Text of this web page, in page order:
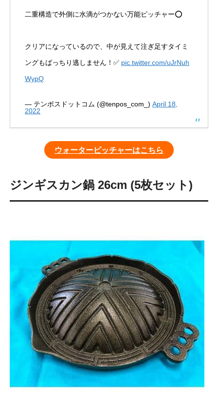
二重構造で外側に水滴がつかない万能ピッチャー⭕
クリアになっているので、中が見えて注ぎ足すタイミ
ングもばっちり逃しません！✅ pic.twitter.com/uJrNuh
WypQ
— テンポスドットコム (@tenpos_com_) April 18,
2022
ウォーターピッチャーはこちら
ジンギスカン鍋 26cm (5枚セット)